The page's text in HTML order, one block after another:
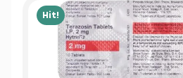
Hit!